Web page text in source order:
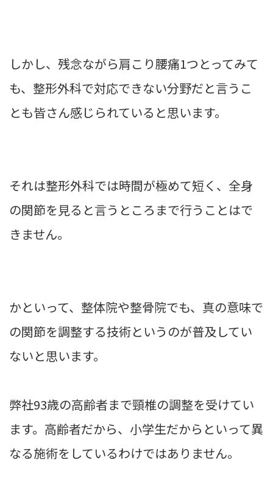
しかし、残念ながら肩こり腰痛1つとってみて
も、整形外科で対応できない分野だと言うこ
とも皆さん感じられていると思います。
それは整形外科では時間が極めて短く、全身
の関節を見ると言うところまで行うことはで
きません。
かといって、整体院や整骨院でも、真の意味で
の関節を調整する技術というのが普及してい
ないと思います。
弊社93歳の高齢者まで頸椎の調整を受けてい
ます。高齢者だから、小学生だからといって異
なる施術をしているわけではありません。